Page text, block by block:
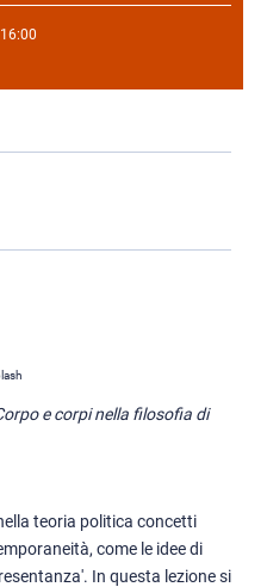
16:00
e corpi nella filosofia di
teoria politica concetti
come le idee di
In questa lezione si